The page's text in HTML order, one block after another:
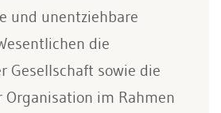
und unentziehbare
die
Gesellschaft sowie die
Organisation im Rahmen